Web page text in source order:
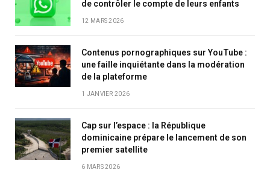
de contrôler le compte de leurs enfants
12 MARS 2026
Contenus pornographiques sur YouTube :
une faille inquiétante dans la modération
de la plateforme
1 JANVIER 2026
Cap sur l’espace : la République
dominicaine prépare le lancement de son
premier satellite
6 MARS 2026